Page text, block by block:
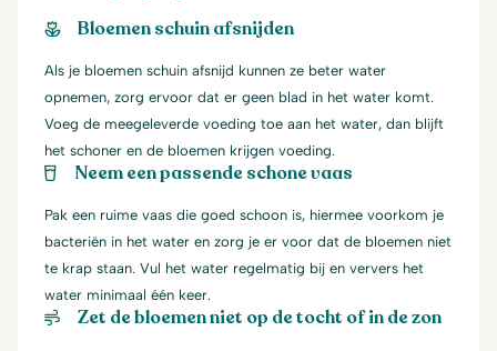
Bloemen schuin afsnijden
Als je bloemen schuin afsnijd kunnen ze beter water
opnemen, zorg ervoor dat er geen blad in het water komt.
Voeg de meegeleverde voeding toe aan het water, dan blijft
het schoner en de bloemen krijgen voeding.
Neem een passende schone vaas
Pak een ruime vaas die goed schoon is, hiermee voorkom je
bacteriën in het water en zorg je er voor dat de bloemen niet
te krap staan. Vul het water regelmatig bij en ververs het
water minimaal één keer.
Zet de bloemen niet op de tocht of in de zon